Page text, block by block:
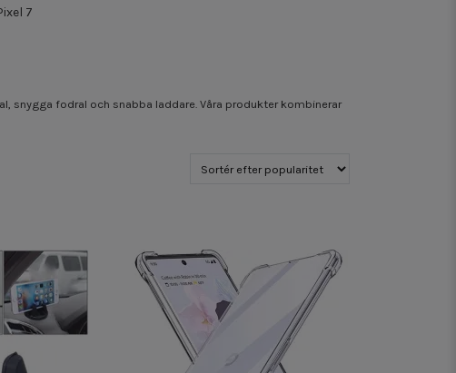
7
snygga fodral och snabba laddare. Våra produkter kombinerar